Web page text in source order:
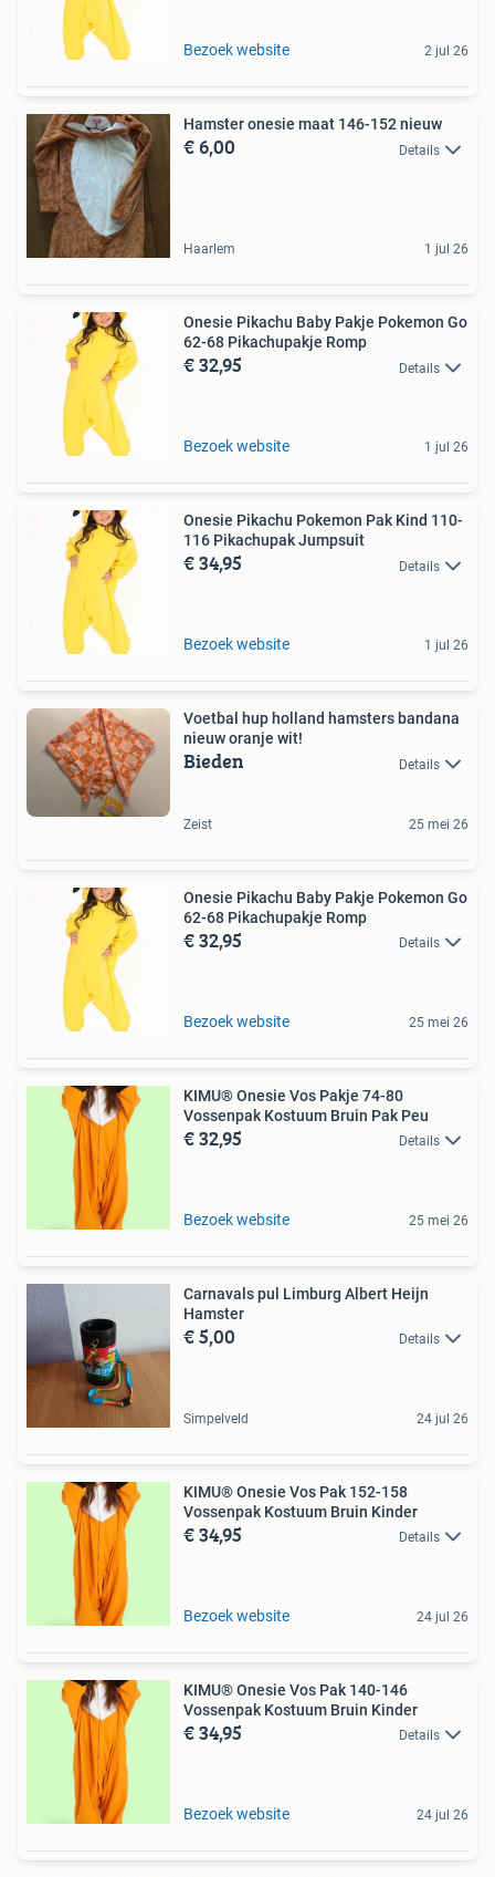
Bezoek website 2 jul 26
Hamster onesie maat 146-152 nieuw
€ 6,00 Details
Haarlem 1 jul 26
Onesie Pikachu Baby Pakje Pokemon Go
62-68 Pikachupakje Romp
€ 32,95 Details
Bezoek website 1 jul 26
Onesie Pikachu Pokemon Pak Kind 110-
116 Pikachupak Jumpsuit
€ 34,95 Details
Bezoek website 1 jul 26
Voetbal hup holland hamsters bandana
nieuw oranje wit!
Bieden Details
Zeist 25 mei 26
Onesie Pikachu Baby Pakje Pokemon Go
62-68 Pikachupakje Romp
€ 32,95 Details
Bezoek website 25 mei 26
KIMU® Onesie Vos Pakje 74-80
Vossenpak Kostuum Bruin Pak Peu
€ 32,95 Details
Bezoek website 25 mei 26
Carnavals pul Limburg Albert Heijn
Hamster
€ 5,00 Details
Simpelveld 24 jul 26
KIMU® Onesie Vos Pak 152-158
Vossenpak Kostuum Bruin Kinder
€ 34,95 Details
Bezoek website 24 jul 26
KIMU® Onesie Vos Pak 140-146
Vossenpak Kostuum Bruin Kinder
€ 34,95 Details
Bezoek website 24 jul 26